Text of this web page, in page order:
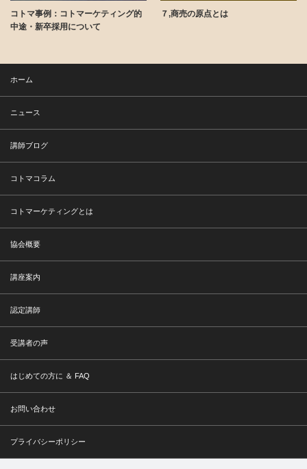
講師ブログ
コトマ事例：コトマーケティング的
中途・新卒採用について
７,商売の原点とは
ホーム
ニュース
講師ブログ
コトマコラム
コトマーケティングとは
協会概要
講座案内
認定講師
受講者の声
はじめての方に ＆ FAQ
お問い合わせ
プライバシーポリシー